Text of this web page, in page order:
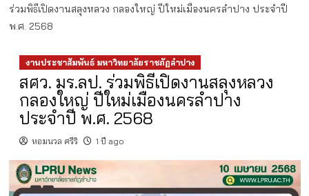
ร่วมพิธีเปิดงานสลุงหลวง กลองใหญ่ ปีใหม่เมืองนครลำปาง ประจำปี
พ.ศ. 2568
งานประชาสัมพันธ์ มหาวิทยาลัยราชภัฏลำปาง
สศว. มร.ลป. ร่วมพิธีเปิดงานสลุงหลวง
กลองใหญ่ ปีใหม่เมืองนครลำปาง
ประจำปี พ.ศ. 2568
หอมนวล ศรีริ 1 ปี ago